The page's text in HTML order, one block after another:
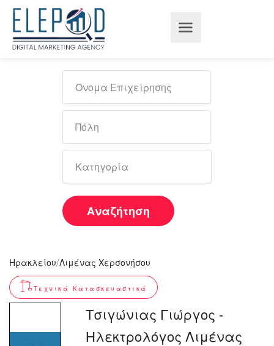
Αναζήτηση
Ηρακλείου/Λιμένας Χερσονήσου
Τεχνικά Κατασκευαστικά
Τσιγώνιας Γιώργος -
Ηλεκτρολόγος Λιμένας